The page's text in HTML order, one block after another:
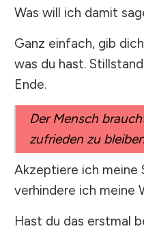
Was will ich damit
Ganz einfach, gib
was du hast.
Ende.
Der Mensch
zufrieden zu
Akzeptiere ich meine
verhindere ich meine
Hast du das erstmal